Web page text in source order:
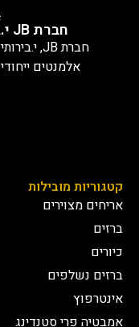
חברת JB י.בירותי - יבואנים רשמיים
אלמנטים
קטגוריות מובילות
אריחים מצוירים
ברזים
כיורים
ברזים נשלפים
אינטרפוץ
אמבטיה פרי סטנדינג